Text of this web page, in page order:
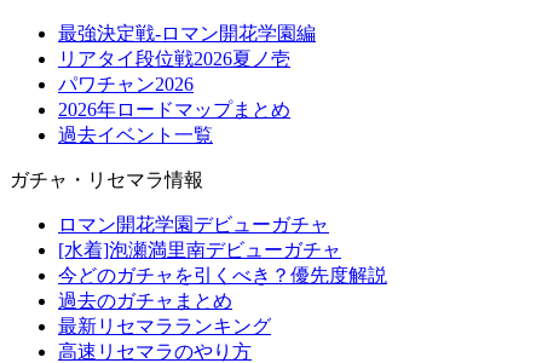
最強決定戦-ロマン開花学園編
リアタイ段位戦2026夏ノ壱
パワチャン2026
2026年ロードマップまとめ
過去イベント一覧
ガチャ・リセマラ情報
ロマン開花学園デビューガチャ
[水着]泡瀬満里南デビューガチャ
今どのガチャを引くべき？優先度解説
過去のガチャまとめ
最新リセマラランキング
高速リセマラのやり方